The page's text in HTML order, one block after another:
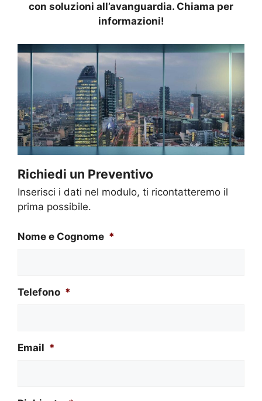
con soluzioni all’avanguardia. Chiama per
informazioni!
Richiedi un Preventivo
Inserisci i dati nel modulo, ti ricontatteremo il
prima possibile.
Nome e Cognome *
Telefono *
Email *